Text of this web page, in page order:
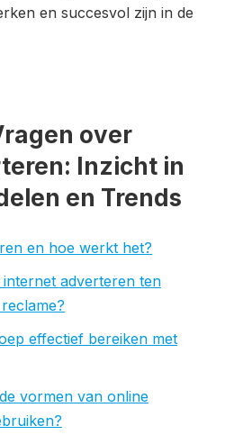
en succesvol zijn in de
over
Inzicht in
en Trends
en hoe werkt het?
adverteren ten
effectief bereiken met
vormen van online